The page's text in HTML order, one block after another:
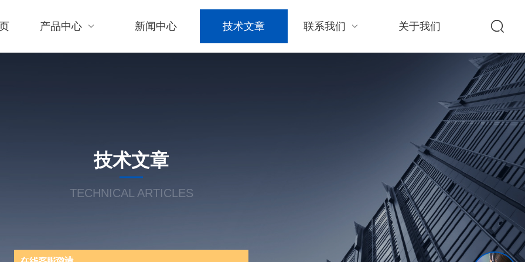
产品中心 新闻中心 技术文章 联系我们 关于我们
技术文章
TECHNICAL ARTICLES